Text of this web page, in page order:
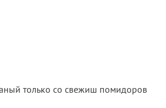
только со свежиш помидоров